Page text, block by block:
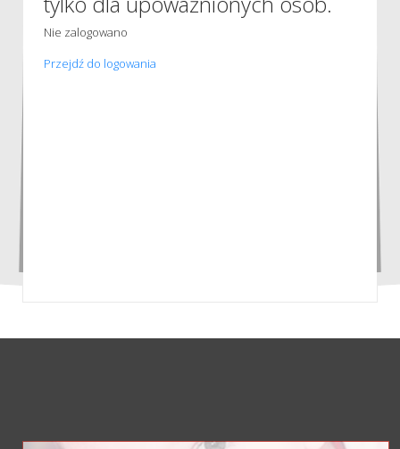
Nie zalogowano
Przejdź do logowania